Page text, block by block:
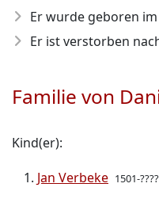
Er wurde geboren im
Er ist verstorben
Familie von
Kind(er):
Jan Verbeke 1501-????